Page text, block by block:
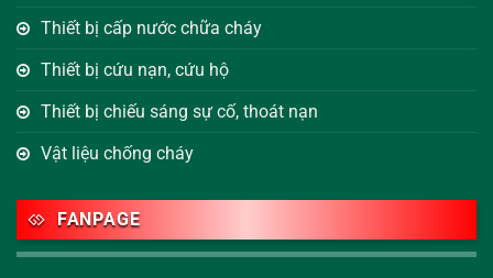
Thiết bị cấp nước chữa cháy
Thiết bị cứu nạn, cứu hộ
Thiết bị chiếu sáng sự cố, thoát nạn
Vật liệu chống cháy
FANPAGE